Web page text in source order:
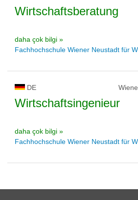
Wirtschaftsberatung
daha çok bilgi »
Fachhochschule Wiener Neustadt für
DE
Wirtschaftsingenieur
daha çok bilgi »
Fachhochschule Wiener Neustadt für